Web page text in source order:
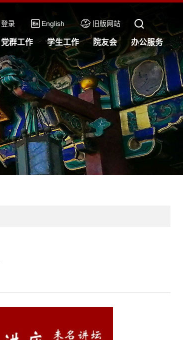
登录 English 旧版网站
党群工作 学生工作 院友会 办公服务